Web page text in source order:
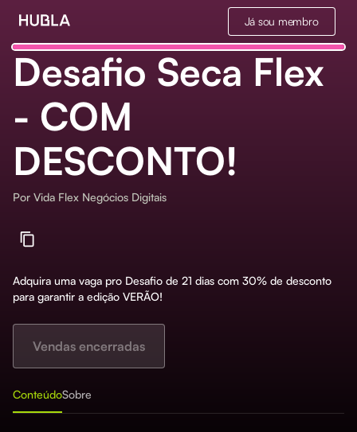
Já sou membro
Desafio Seca Flex
- COM
DESCONTO!
Por Vida Flex Negócios Digitais
Adquira uma vaga pro Desafio de 21 dias com 30% de desconto
para garantir a edição VERÃO!
Vendas encerradas
ConteúdoSobre